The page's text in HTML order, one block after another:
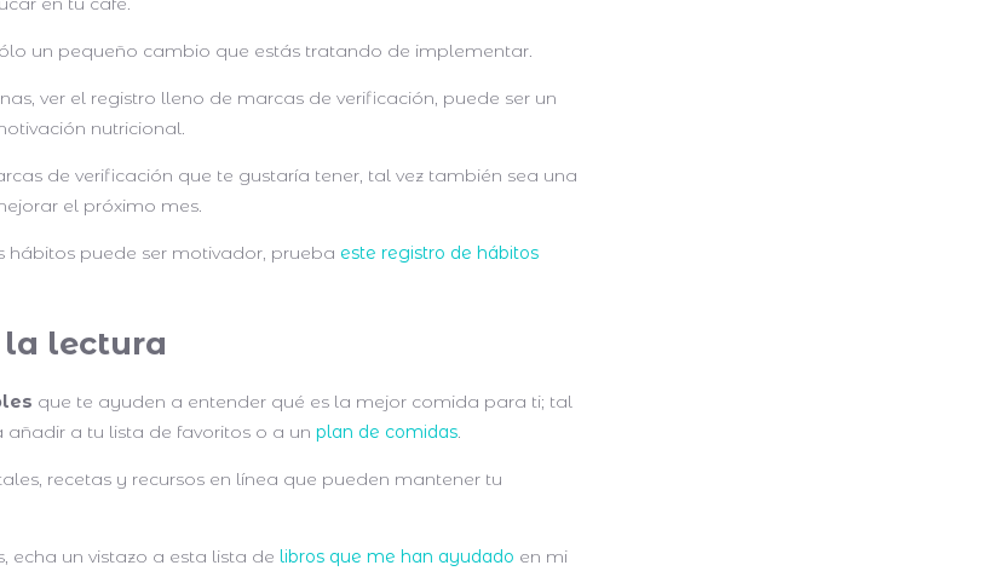
un pequeño cambio que estás tratando de implementar.
ver el registro lleno de marcas de verificación, puede ser un
nutricional.
de verificación que te gustaría tener, tal vez también sea una
el próximo mes.
hábitos puede ser motivador, prueba este registro de hábitos
lectura
que te ayuden a entender qué es la mejor comida para ti; tal
añadir a tu lista de favoritos o a un plan de comidas.
recetas y recursos en línea que pueden mantener tu
echa un vistazo a esta lista de libros que me han ayudado en mi